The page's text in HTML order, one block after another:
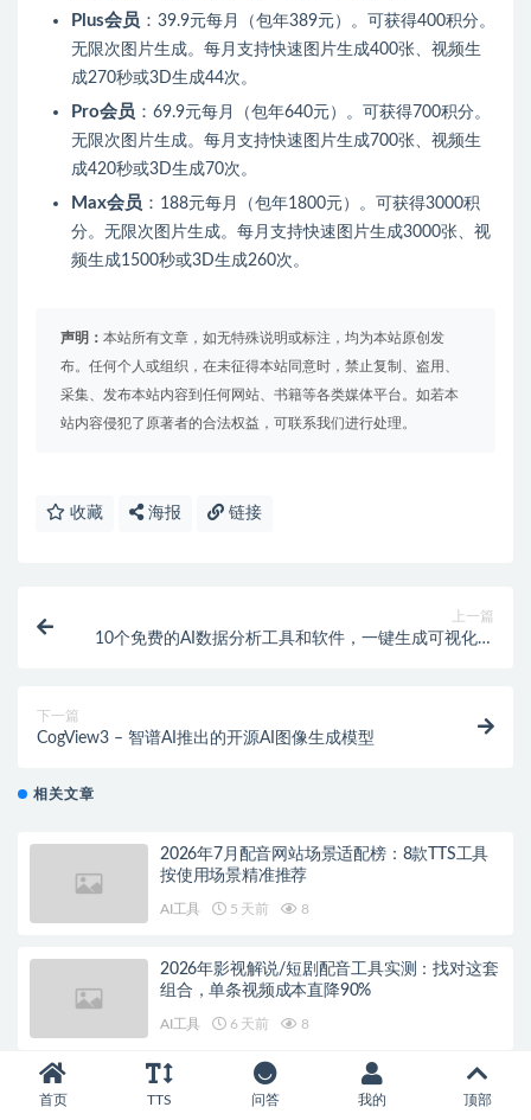
Plus会员 ： 39.9元每月（包年389元）。
可获得400积分。
无限次图片生成。 每月支持快速图片生成400张、视频生
成270秒或3D生成44次。
Pro会员 ： 69.9元每月（包年640元）。
可获得700积分。
无限次图片生成。 每月支持快速图片生成700张、视频生
成420秒或3D生成70次。
Max会员 ： 188元每月（包年1800元）。
可获得3000积
分。 无限次图片生成。 每月支持快速图片生成3000张、视
频生成1500秒或3D生成260次。
声明： 本站所有文章，如无特殊说明或标注，均为本站原创发
布。任何个人或组织，在未征得本站同意时，禁止复制、盗用、
采集、发布本站内容到任何网站、书籍等各类媒体平台。如若本
站内容侵犯了原著者的合法权益，可联系我们进行处理。
收藏 海报 链接
上一篇
10个免费的AI数据分析工具和软件，一键生成可视化图
下一篇
CogView3 – 智谱AI推出的开源AI图像生成模型
相关文章
2026年7月配音网站场景适配榜：8款TTS工具
按使用场景精准推荐
AI工具 5 天前 8
2026年影视解说/短剧配音工具实测：找对这套
组合，单条视频成本直降90%
AI工具 6 天前 8
2026年中小团队配音工具选型报告：避开按量
付费陷阱，找到真正的降本增效方案
首页 TTS 问答 我的 顶部